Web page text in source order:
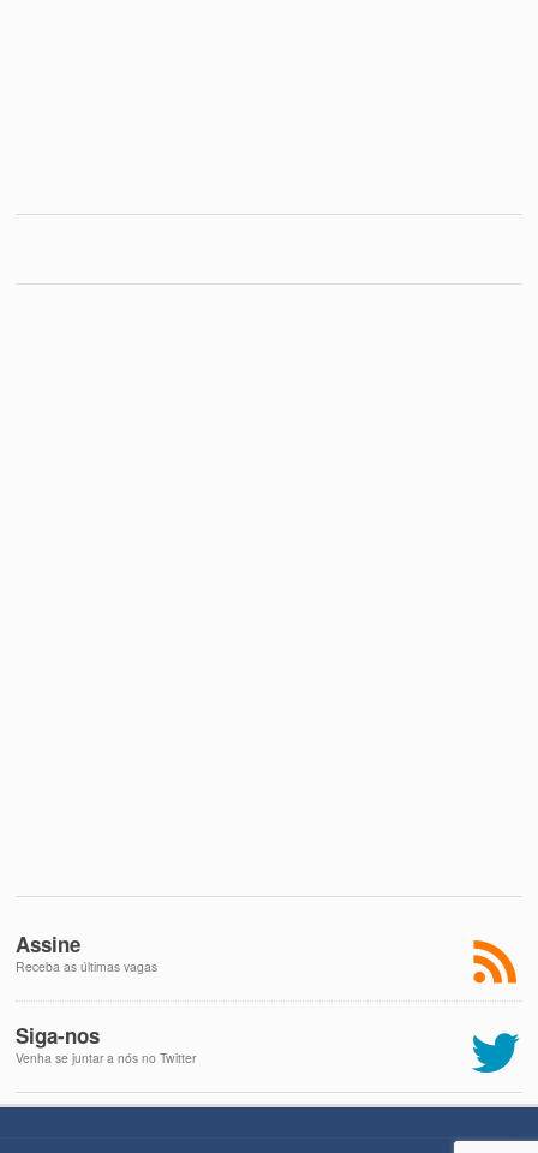
Assine
Receba as últimas vagas
Siga-nos
Venha se juntar a nós no Twitter